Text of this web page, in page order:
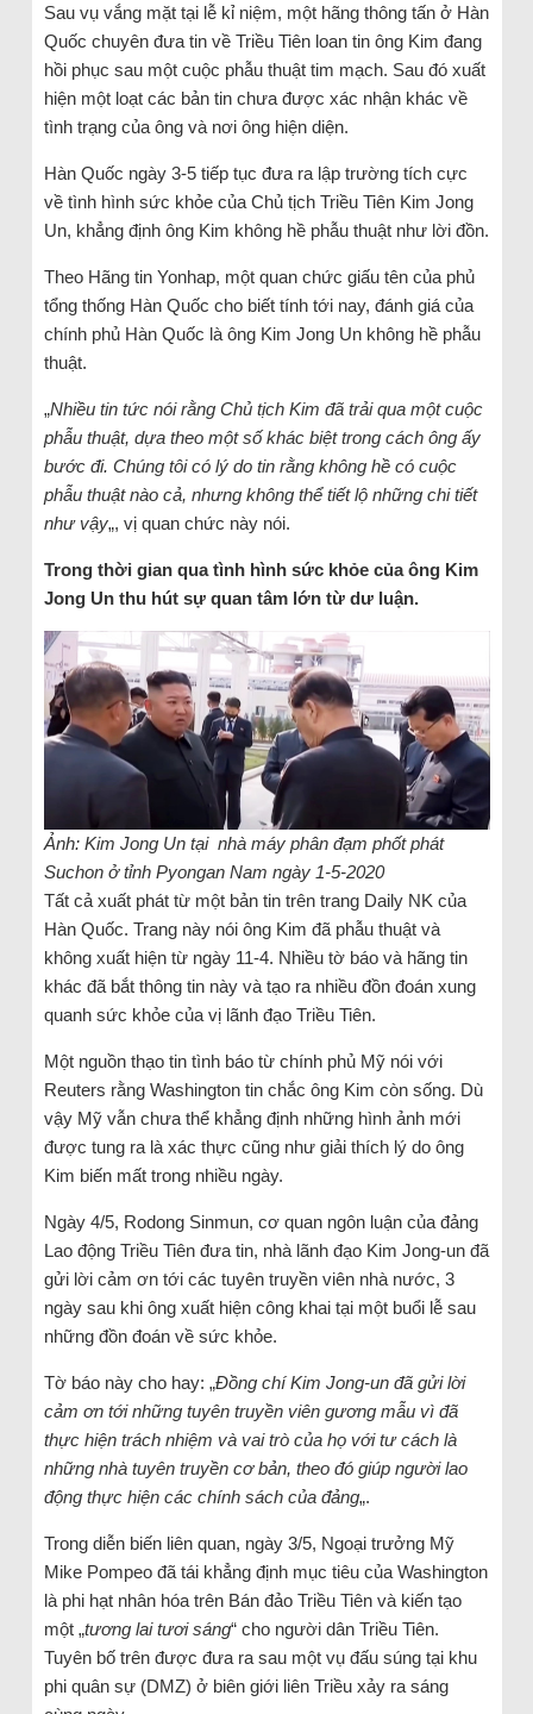
Sau vụ vắng mặt tại lễ kỉ niệm, một hãng thông tấn ở Hàn
Quốc chuyên đưa tin về Triều Tiên loan tin ông Kim đang
hồi phục sau một cuộc phẫu thuật tim mạch. Sau đó xuất
hiện một loạt các bản tin chưa được xác nhận khác về
tình trạng của ông và nơi ông hiện diện.
Hàn Quốc ngày 3-5 tiếp tục đưa ra lập trường tích cực
về tình hình sức khỏe của Chủ tịch Triều Tiên Kim Jong
Un, khẳng định ông Kim không hề phẫu thuật như lời đồn.
Theo Hãng tin Yonhap, một quan chức giấu tên của phủ
tổng thống Hàn Quốc cho biết tính tới nay, đánh giá của
chính phủ Hàn Quốc là ông Kim Jong Un không hề phẫu
thuật.
„Nhiều tin tức nói rằng Chủ tịch Kim đã trải qua một cuộc
phẫu thuật, dựa theo một số khác biệt trong cách ông ấy
bước đi. Chúng tôi có lý do tin rằng không hề có cuộc
phẫu thuật nào cả, nhưng không thể tiết lộ những chi tiết
như vậy„, vị quan chức này nói.
Trong thời gian qua tình hình sức khỏe của ông Kim
Jong Un thu hút sự quan tâm lớn từ dư luận.
Ảnh: Kim Jong Un tại nhà máy phân đạm phốt phát
Suchon ở tỉnh Pyongan Nam ngày 1-5-2020
Tất cả xuất phát từ một bản tin trên trang Daily NK của
Hàn Quốc. Trang này nói ông Kim đã phẫu thuật và
không xuất hiện từ ngày 11-4. Nhiều tờ báo và hãng tin
khác đã bắt thông tin này và tạo ra nhiều đồn đoán xung
quanh sức khỏe của vị lãnh đạo Triều Tiên.
Một nguồn thạo tin tình báo từ chính phủ Mỹ nói với
Reuters rằng Washington tin chắc ông Kim còn sống. Dù
vậy Mỹ vẫn chưa thể khẳng định những hình ảnh mới
được tung ra là xác thực cũng như giải thích lý do ông
Kim biến mất trong nhiều ngày.
Ngày 4/5, Rodong Sinmun, cơ quan ngôn luận của đảng
Lao động Triều Tiên đưa tin, nhà lãnh đạo Kim Jong-un đã
gửi lời cảm ơn tới các tuyên truyền viên nhà nước, 3
ngày sau khi ông xuất hiện công khai tại một buổi lễ sau
những đồn đoán về sức khỏe.
Tờ báo này cho hay: „Đồng chí Kim Jong-un đã gửi lời
cảm ơn tới những tuyên truyền viên gương mẫu vì đã
thực hiện trách nhiệm và vai trò của họ với tư cách là
những nhà tuyên truyền cơ bản, theo đó giúp người lao
động thực hiện các chính sách của đảng„.
Trong diễn biến liên quan, ngày 3/5, Ngoại trưởng Mỹ
Mike Pompeo đã tái khẳng định mục tiêu của Washington
là phi hạt nhân hóa trên Bán đảo Triều Tiên và kiến tạo
một „tương lai tươi sáng“ cho người dân Triều Tiên.
Tuyên bố trên được đưa ra sau một vụ đấu súng tại khu
phi quân sự (DMZ) ở biên giới liên Triều xảy ra sáng